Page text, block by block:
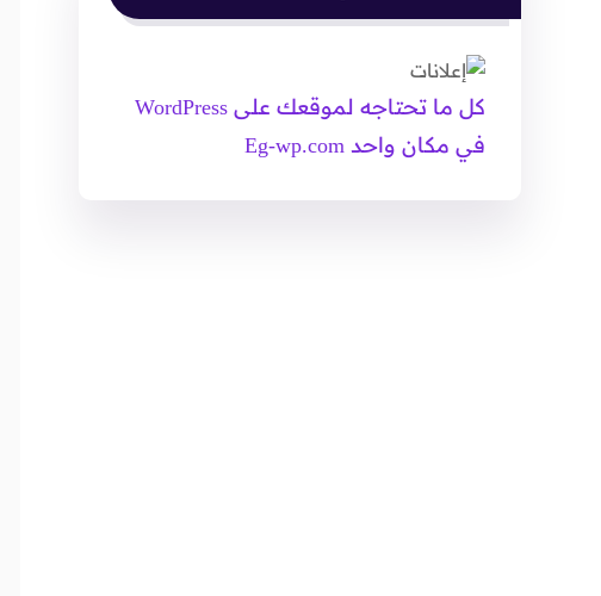
كل ما تحتاجه لموقعك على WordPress
في مكان واحد Eg-wp.com